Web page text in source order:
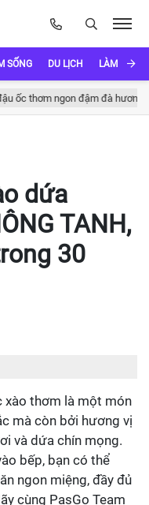
SỐNG DU LỊCH LÀM ĐẸP
ngon đậm đà hương vị Việt
dứa
TANH,
30
xào thơm là một món
mà còn bởi hương vị
và dứa chín mọng.
bếp, bạn có thể
ngon miệng, đầy đủ
cùng PasGo Team